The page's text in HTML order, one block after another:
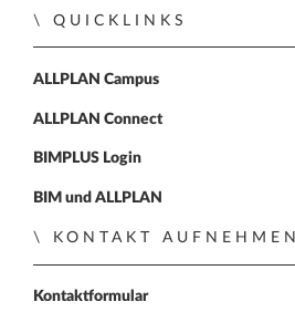
QUICKLINKS
ALLPLAN Campus
ALLPLAN Connect
BIMPLUS Login
BIM und ALLPLAN
KONTAKT AUFNEHMEN
Kontaktformular